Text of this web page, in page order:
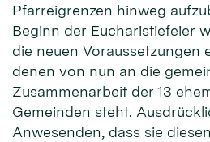
Pfarreigrenzen hinweg
Beginn der Eucharistiefeier
die neuen Voraussetzungen
denen von nun an die
Zusammenarbeit der 13
Gemeinden steht.
Anwesenden, dass sie